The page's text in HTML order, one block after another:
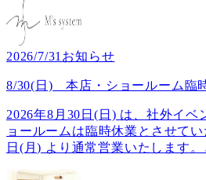
2026/7/31 お知らせ
8/30(日) 本店・ショールーム臨
2026年8月30日(日) は、社外イベ
ョールームは臨時休業とさせて
日(月) より通常営業いたします。